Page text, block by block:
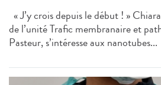
« J’y crois depuis le début ! »
de l’unité Trafic membranaire et
Pasteur, s’intéresse aux nanotubes...